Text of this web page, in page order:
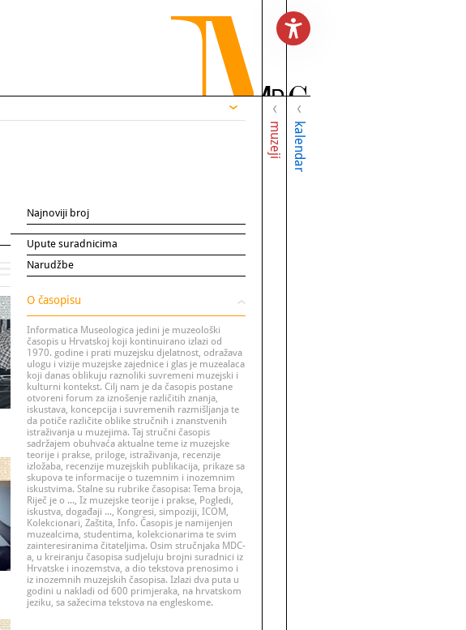
muzeji kalendar
Najnoviji broj
Upute suradnicima
Narudžbe
O časopisu
Informatica Museologica jedini je muzeološki
časopis u Hrvatskoj koji kontinuirano izlazi od
1970. godine i prati muzejsku djelatnost, odražava
ulogu i vizije muzejske zajednice i glas je muzealaca
koji danas oblikuju raznoliki suvremeni muzejski i
kulturni kontekst. Cilj nam je da časopis postane
otvoreni forum za iznošenje različitih znanja,
iskustava, koncepcija i suvremenih razmišljanja te
da potiče različite oblike stručnih i znanstvenih
istraživanja u muzejima. Taj stručni časopis
sadržajem obuhvaća aktualne teme iz muzejske
teorije i prakse, priloge, istraživanja, recenzije
izložaba, recenzije muzejskih publikacija, prikaze sa
skupova te informacije o tuzemnim i inozemnim
iskustvima. Stalne su rubrike časopisa: Tema broja,
Riječ je o ..., Iz muzejske teorije i prakse, Pogledi,
iskustva, događaji ..., Kongresi, simpoziji, ICOM,
Kolekcionari, Zaštita, Info. Časopis je namijenjen
muzealcima, studentima, kolekcionarima te svim
zainteresiranima čitateljima. Osim stručnjaka MDC-
a, u kreiranju časopisa sudjeluju brojni suradnici iz
Hrvatske i inozemstva, a dio tekstova prenosimo i
iz inozemnih muzejskih časopisa. Izlazi dva puta u
godini u nakladi od 600 primjeraka, na hrvatskom
jeziku, sa sažecima tekstova na engleskome.